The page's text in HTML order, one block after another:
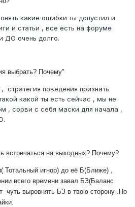
какие ошибки ты допустил и
и статьи , все есть на форуме
ДО очень долго.
выбрать? Почему"
стратегия поведения признать
какой ты есть сейчас , мы не
, сорви с себя маски для начала ,
встречаться на выходных? Почему?
Тотальный игнор) до её Б(Ближе) ,
всего времени завал БЗ(Баланс
чуть выровнять БЗ в твою сторону .Но